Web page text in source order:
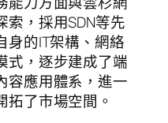
，採用SDN等先
身的IT架構、網絡
式，逐步建成了端
容應用體系，進一
了市場空間。